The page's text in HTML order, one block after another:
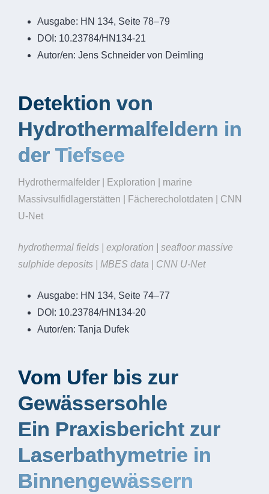
Ausgabe: HN 134, Seite 78–79
DOI: 10.23784/HN134-21
Autor/en: Jens Schneider von Deimling
Detektion von
Hydrothermalfeldern in
der Tiefsee
Hydrothermalfelder | Exploration | marine
Massivsulfidlagerstätten | Fächerecholotdaten | CNN
U-Net
hydrothermal fields | exploration | seafloor massive
sulphide deposits | MBES data | CNN U-Net
Ausgabe: HN 134, Seite 74–77
DOI: 10.23784/HN134-20
Autor/en: Tanja Dufek
Vom Ufer bis zur
Gewässersohle
Ein Praxisbericht zur
Laserbathymetrie in
Binnengewässern